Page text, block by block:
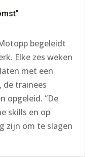
begeleidt
Elke zes weken
met een
trainees
opgeleid. “De
skills en op
zijn om te slagen